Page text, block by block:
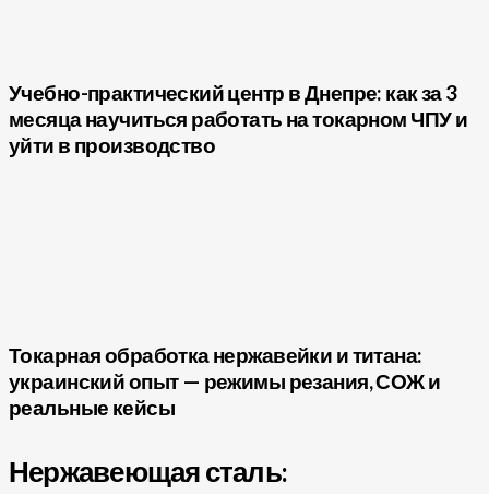
Учебно-практический центр в Днепре: как за 3
месяца научиться работать на токарном ЧПУ и
уйти в производство
Токарная обработка нержавейки и титана:
украинский опыт — режимы резания, СОЖ и
реальные кейсы
Нержавеющая сталь: